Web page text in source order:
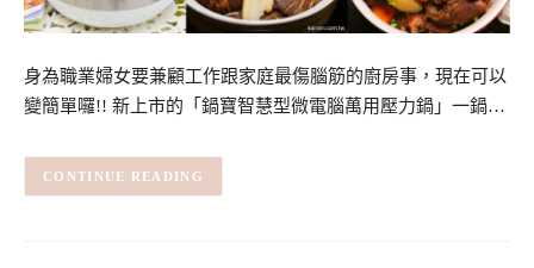
身為職業婦女要兼顧工作跟家庭最傷腦筋的廚房事，現在可以
變簡單囉!! 新上市的「鍋寶智慧型微電腦萬用壓力鍋」一鍋…
CONTINUE READING